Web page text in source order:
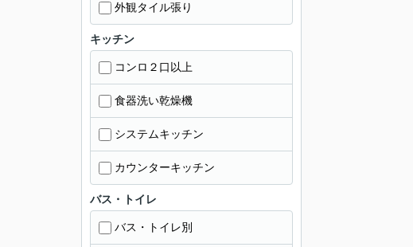
外観タイル張り
キッチン
コンロ２口以上
食器洗い乾燥機
システムキッチン
カウンターキッチン
バス・トイレ
バス・トイレ別